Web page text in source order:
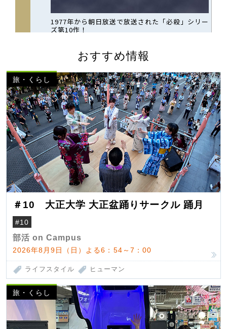
おすすめ情報
旅・くらし
＃10 大正大学 大正盆踊りサークル 踊月
#10
部活 on Campus
2026年8月9日（日）よる6：54～7：00
ライフスタイル ヒューマン
旅・くらし